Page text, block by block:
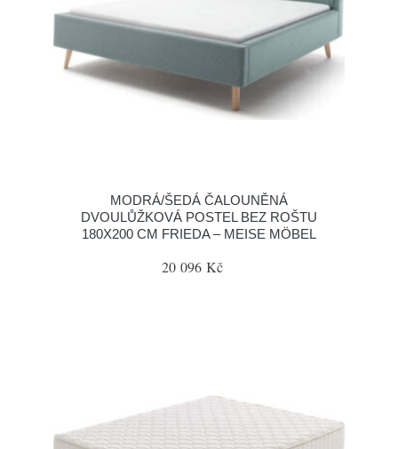
MODRÁ/ŠEDÁ ČALOUNĚNÁ
DVOULŮŽKOVÁ POSTEL BEZ ROŠTU
180X200 CM FRIEDA – MEISE MÖBEL
20 096 Kč